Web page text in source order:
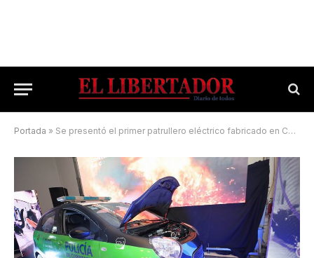
Portada » Se presentó el primer patrullero eléctrico fabricado en Corrientes